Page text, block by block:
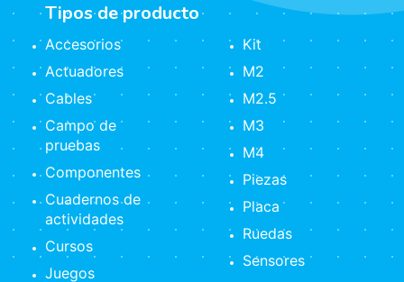
Tipos de producto
Accesorios
Actuadores
Cables
Campo de
pruebas
Componentes
Cuadernos de
actividades
Cursos
Juegos
Kit
M2
M2.5
M3
M4
Piezas
Placa
Ruedas
Sensores